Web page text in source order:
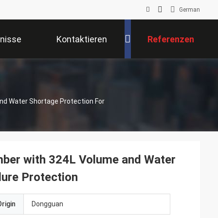
German
Kontaktieren Referenzen
Water Shortage Protection For
with 324L Volume and Water
Protection
Dongguan